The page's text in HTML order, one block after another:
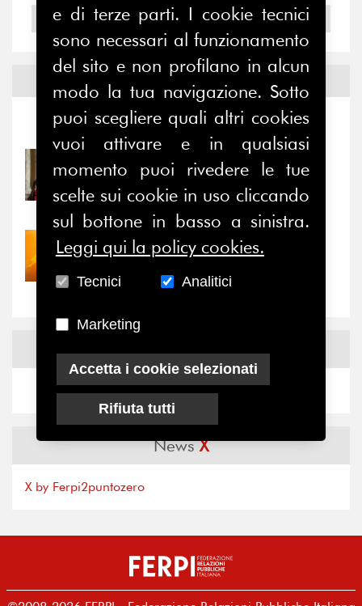
2004
Notizie ed
Notizie-Eventi
31/07/2026
Prima della pausa estiva,
il valore di...
30/07/2026
Nove anni dopo la
“grande cecità”: la...
NewsFacebook
NewsX
X by Ferpi2puntozero
e di terze parti. I cookie tecnici
sono necessari al funzionamento
del sito e non profilano in alcun
modo la tua navigazione. Sotto
puoi scegliere quali altri cookies
vuoi attivare e in qualsiasi
momento puoi rivedere le tue
scelte sui cookie in uso cliccando
sul bottone in basso a sinistra.
Leggi qui la policy cookies.
Tecnici Analitici
Marketing
Accetta i cookie selezionati
Rifiuta tutti